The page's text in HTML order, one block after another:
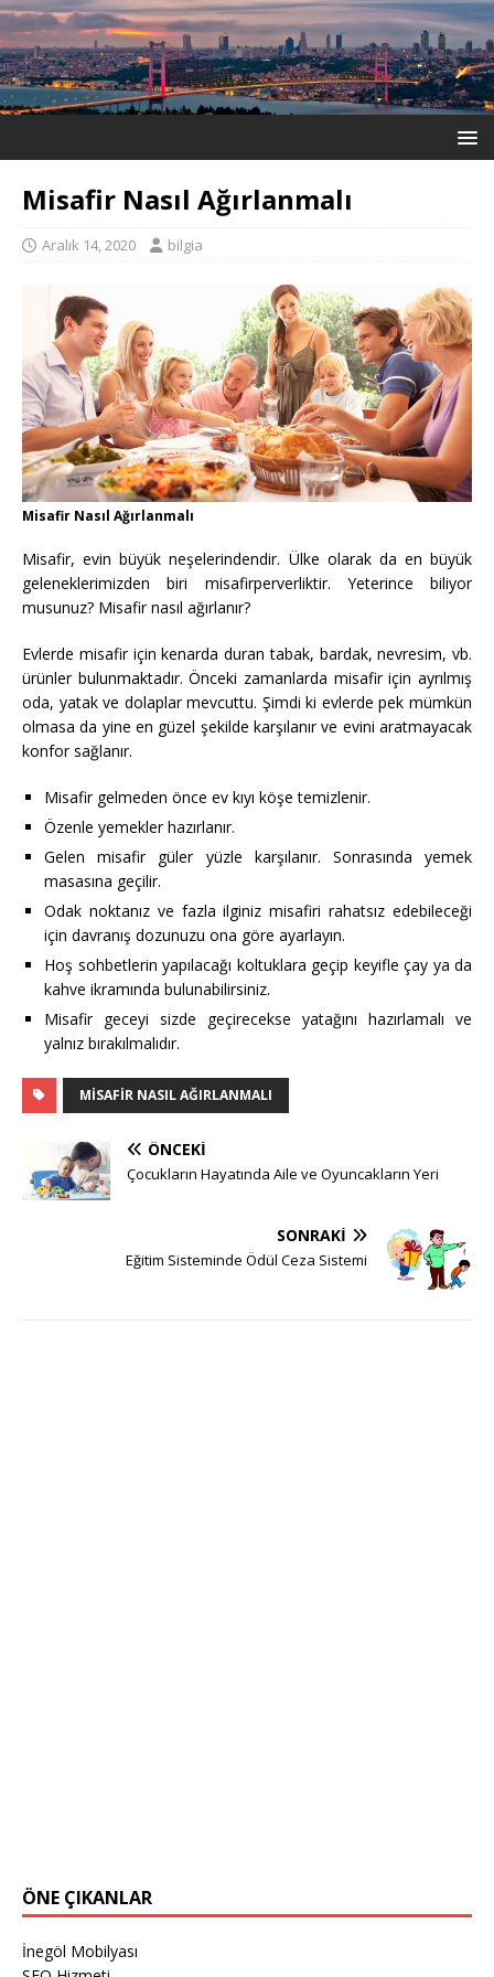
Misafir Nasıl Ağırlanmalı
Aralık 14, 2020 bilgia
Misafir Nasıl Ağırlanmalı
Misafir, evin büyük neşelerindendir. Ülke olarak da en büyük
geleneklerimizden biri misafirperverliktir. Yeterince biliyor
musunuz? Misafir nasıl ağırlanır?
Evlerde misafir için kenarda duran tabak, bardak, nevresim, vb.
ürünler bulunmaktadır. Önceki zamanlarda misafir için ayrılmış
oda, yatak ve dolaplar mevcuttu. Şimdi ki evlerde pek mümkün
olmasa da yine en güzel şekilde karşılanır ve evini aratmayacak
konfor sağlanır.
Misafir gelmeden önce ev kıyı köşe temizlenir.
Özenle yemekler hazırlanır.
Gelen misafir güler yüzle karşılanır. Sonrasında yemek
masasına geçilir.
Odak noktanız ve fazla ilginiz misafiri rahatsız edebileceği
için davranış dozunuzu ona göre ayarlayın.
Hoş sohbetlerin yapılacağı koltuklara geçip keyifle çay ya da
kahve ikramında bulunabilirsiniz.
Misafir geceyi sizde geçirecekse yatağını hazırlamalı ve
yalnız bırakılmalıdır.
MISAFIR NASIL AĞIRLANMALI
ÖNCEKI
Çocukların Hayatında Aile ve Oyuncakların Yeri
SONRAKI
Eğitim Sisteminde Ödül Ceza Sistemi
ÖNE ÇIKANLAR
İnegöl Mobilyası